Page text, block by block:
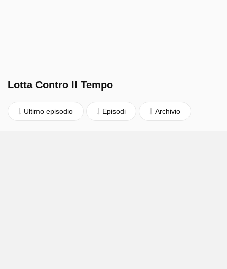
Lotta Contro Il Tempo
Ultimo episodio Episodi Archivio